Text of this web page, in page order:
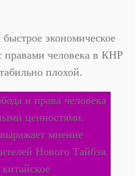
экономическое
правами человека в КНР
плохой.
и права человека
ценностями.
мнение
Нового Тайбэя.